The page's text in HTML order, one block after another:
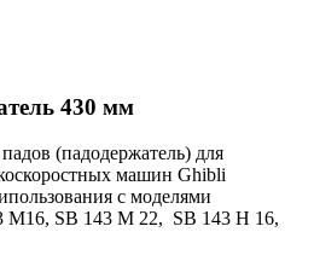
430 мм
(падодержатель) для
машин Ghibli
с моделями
SB 143 M 22, SB 143 H 16,